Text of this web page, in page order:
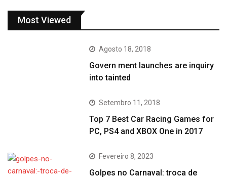
Most Viewed
Agosto 18, 2018
Govern ment launches are inquiry
into tainted
Setembro 11, 2018
Top 7 Best Car Racing Games for
PC, PS4 and XBOX One in 2017
Fevereiro 8, 2023
Golpes no Carnaval: troca de